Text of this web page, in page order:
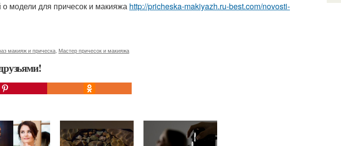
модели для причесок и макияжа http://pricheska-makiyazh.ru-best.com/novosti-
макияж и прическа Мастер причесок и макияжа